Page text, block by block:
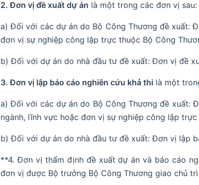
2. Đơn vị đề xuất dự án là một trong các đơn vị sau:
a) Đối với các dự án do Bộ Công Thương đề xuất:
đơn vị sự nghiệp công lập trực thuộc Bộ Công
b) Đối với dự án do nhà đầu tư đề xuất: Đơn vị đề
3. Đơn vị lập báo cáo nghiên cứu khả thi là một
a) Đối với các dự án do Bộ Công Thương đề xuất:
ngành, lĩnh vực hoặc đơn vị sự nghiệp công lập
b) Đối với dự án do nhà đầu tư đề xuất: Đơn vị lập
**4. Đơn vị thẩm định đề xuất dự án và báo cáo
đơn vị được Bộ trưởng Bộ Công Thương giao chủ